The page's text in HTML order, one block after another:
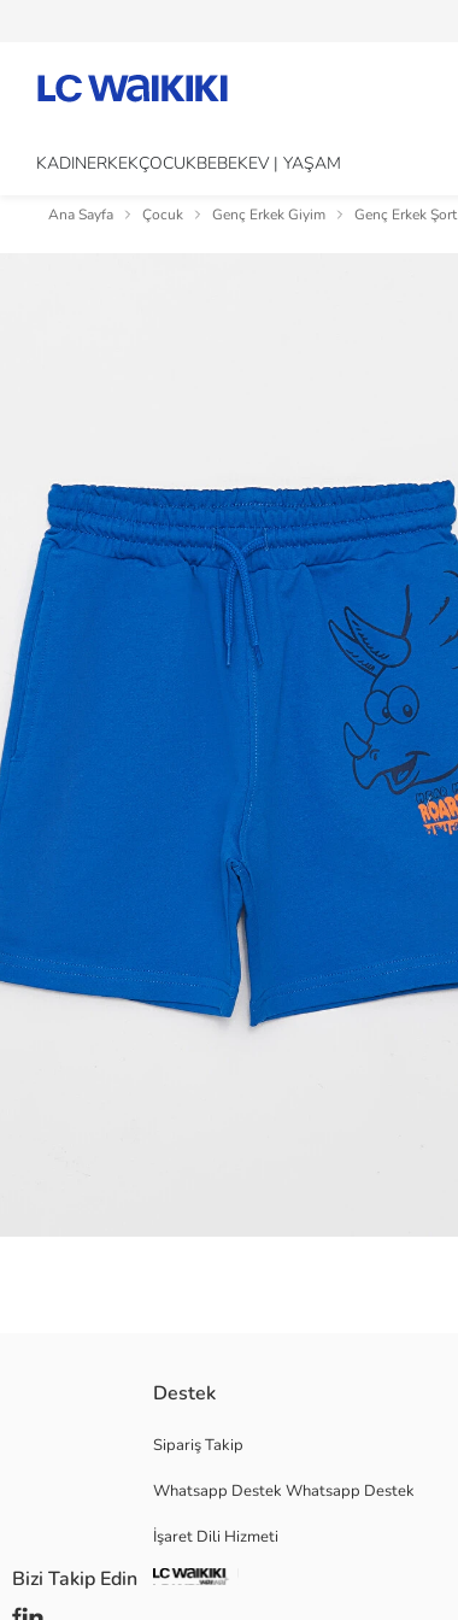
KADINERKEKÇOCUKBEBEKEV | YAŞAM
Ana Sayfa Çocuk Genç Erkek Giyim Genç Erkek Şort
Beli lastikli ayarlanabilir ipli
Kumaş:
Kalınlık:
Destek
Sipariş Takip
Whatsapp Destek Whatsapp Destek
İşaret Dili Hizmeti
Bizi Takip Edin